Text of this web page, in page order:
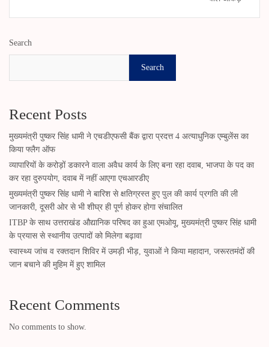
Search
Search
Recent Posts
मुख्यमंत्री पुष्कर सिंह धामी ने एचडीएफसी बैंक द्वारा प्रदत्त 4 अत्याधुनिक एम्बुलेंस का
किया फ्लैग ऑफ
व्यापारियों के करोड़ों डकारने वाला अवैध कार्य के लिए बना रहा दवाब, भाजपा के पद का
कर रहा दुरुपयोग, दवाब में नहीं आएगा एचआरडीए
मुख्यमंत्री पुष्कर सिंह धामी ने बारिश से क्षतिग्रस्त हुए पुल की कार्य प्रगति की ली
जानकारी, दूसरी ओर से भी शीघ्र ही पूर्ण होकर होगा संचालित
ITBP के साथ उत्तराखंड औद्यानिक परिषद का हुआ एमओयू, मुख्यमंत्री पुष्कर सिंह धामी
के प्रयास से स्थानीय उत्पादों को मिलेगा बढ़ावा
स्वास्थ्य जांच व रक्तदान शिविर में उमड़ी भीड़, युवाओं ने किया महादान, जरूरतमंदों की
जान बचाने की मुहिम में हुए शामिल
Recent Comments
No comments to show.